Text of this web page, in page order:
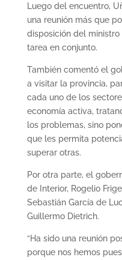
Luego del encuentro,
una reunión más que
disposición del
tarea en conjunto.
También comentó el
a visitar la provincia,
cada uno de los
economía activa,
los problemas, sino
que les permita
superar otras.
Por otra parte, el
de Interior, Rogelio
Sebastián García de
Guillermo Dietrich.
“Ha sido una reunión
porque nos hemos